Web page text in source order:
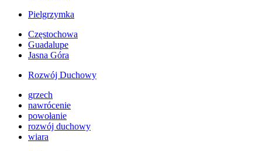
Pielgrzymka
Częstochowa
Guadalupe
Jasna Góra
Rozwój Duchowy
grzech
nawrócenie
powołanie
rozwój duchowy
wiara